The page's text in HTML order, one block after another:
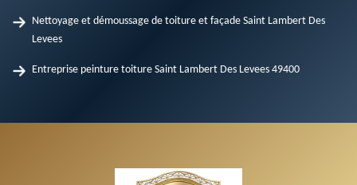
Nettoyage et démoussage de toiture et façade Saint Lambert Des
Levees
Entreprise peinture toiture Saint Lambert Des Levees 49400